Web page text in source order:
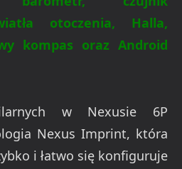
otoczenia, Halla,
kompas oraz Android
w Nexusie 6P
Nexus Imprint, która
i łatwo się konfiguruje